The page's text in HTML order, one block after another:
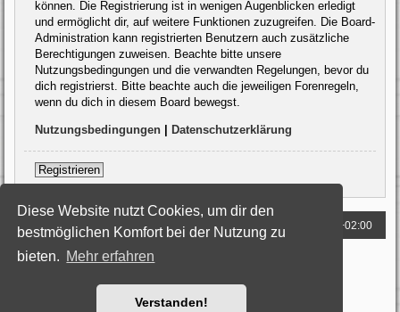
Diese Website nutzt Cookies, um dir den
bestmöglichen Komfort bei der Nutzung zu
bieten. Mehr erfahren
Verstanden!
können. Die Registrierung ist in wenigen Augenblicken erledigt
und ermöglicht dir, auf weitere Funktionen zuzugreifen. Die Board-
Administration kann registrierten Benutzern auch zusätzliche
Berechtigungen zuweisen. Beachte bitte unsere
Nutzungsbedingungen und die verwandten Regelungen, bevor du
dich registrierst. Bitte beachte auch die jeweiligen Forenregeln,
wenn du dich in diesem Board bewegst.
Nutzungsbedingungen Datenschutzerklärung
Registrieren
Foren-Übersicht UTC+02:00
Powered byphpBB® Forum Software © phpBB Limited
Style: Black-Silver by Joyce&LunaphpBB-Style-Design
Nutzungsbedingungen